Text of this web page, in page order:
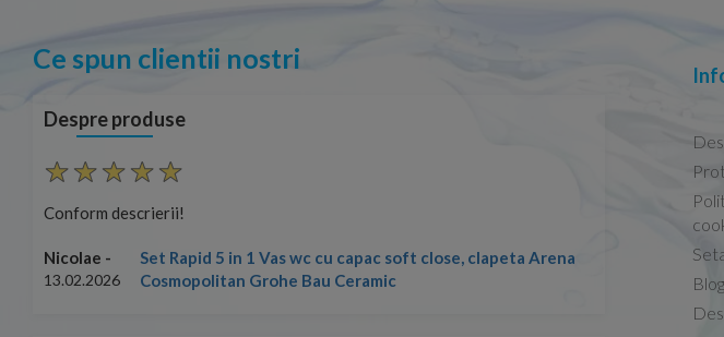
Ce spun clientii nostri
Despre produse
Conform descrierii!
Nicolae -
13.02.2026
Set Rapid 5 in 1 Vas wc cu capac soft close, clapeta Arena
Cosmopolitan Grohe Bau Ceramic
Conform
Blog